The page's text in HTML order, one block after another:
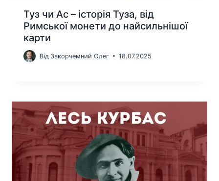
Туз чи Ас – історія Туза, від
Римської монети до найсильнішої
карти
Від Закорчемний Олег 18.07.2025